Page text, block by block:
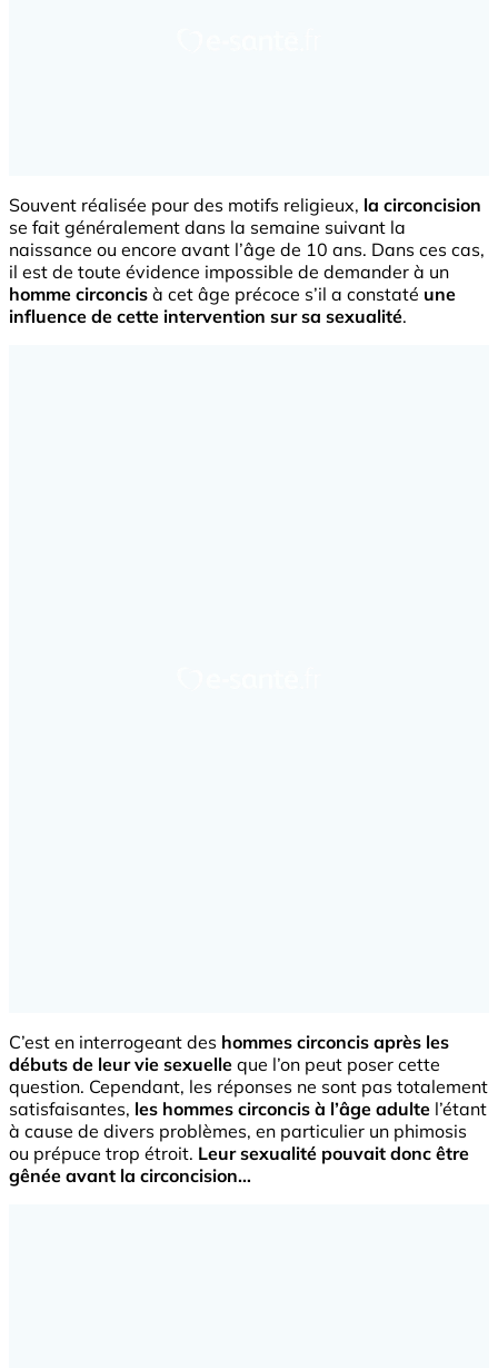
Souvent réalisée pour des motifs religieux, la circoncision
se fait généralement dans la semaine suivant la
naissance ou encore avant l’âge de 10 ans. Dans ces cas,
il est de toute évidence impossible de demander à un
homme circoncis à cet âge précoce s’il a constaté une
influence de cette intervention sur sa sexualité.
C’est en interrogeant des hommes circoncis après les
débuts de leur vie sexuelle que l’on peut poser cette
question. Cependant, les réponses ne sont pas totalement
satisfaisantes, les hommes circoncis à l’âge adulte l’étant
à cause de divers problèmes, en particulier un phimosis
ou prépuce trop étroit. Leur sexualité pouvait donc être
gênée avant la circoncision…